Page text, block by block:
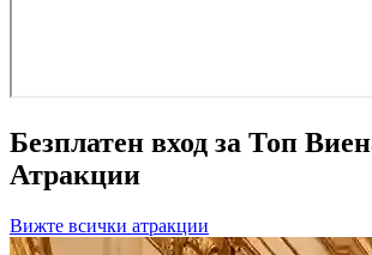
Безплатен вход за Топ
Атракции
Вижте всички атракции